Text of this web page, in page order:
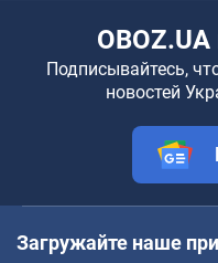
Подписывайтесь,
новостей
Загружайте наше